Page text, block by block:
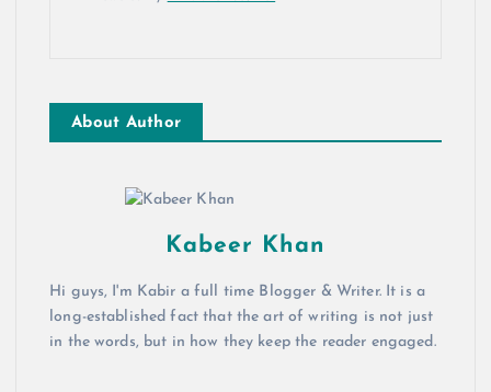
About Author
Kabeer Khan
Hi guys, I'm Kabir a full time Blogger & Writer. It is a
long-established fact that the art of writing is not just
in the words, but in how they keep the reader engaged.